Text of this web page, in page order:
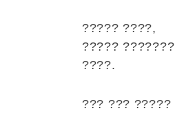
????? ????,
????? ???????
????.
??? ??? ?????